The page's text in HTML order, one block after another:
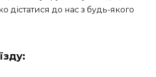
дістатися до нас з будь-якого